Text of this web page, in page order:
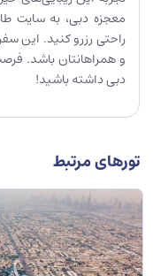
معجزه دبی، به سایت
راحتی رزرو کنید. این
و همراهانتان باشد.
دبی داشته باشید!
تورهای مرتبط